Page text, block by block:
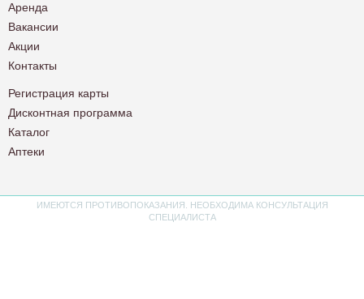
Аренда
Вакансии
Акции
Контакты
Регистрация карты
Дисконтная программа
Каталог
Аптеки
ИМЕЮТСЯ ПРОТИВОПОКАЗАНИЯ. НЕОБХОДИМА КОНСУЛЬТАЦИЯ
СПЕЦИАЛИСТА